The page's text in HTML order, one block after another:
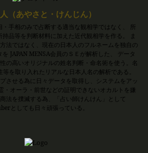
（あやさと・けんじん）
手相のみで占断する適当な観相学ではなく、 所
品等を判断材料に加えた近代観相学を作る。 ま
法ではなく、現在の日本人のフルネームを独自の
JAPAN MENSA会員のＳＥが解析した、 データ
の高いオリジナルの姓名判断・命名術を使う。名
を取り入れたリアルな日本人名の解析である。
させる為に日々データを取得し、システムをアッ
・オーラ・前世などの証明できないオカルトを嫌
法を撲滅する為、「占い師けんけん」として
としても日々頑張っている。